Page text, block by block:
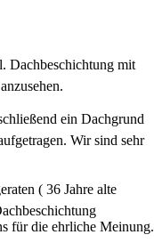
Dachbeschichtung mit
ein Dachgrund
Wir sind sehr
( 36 Jahre alte
für die ehrliche Meinung.